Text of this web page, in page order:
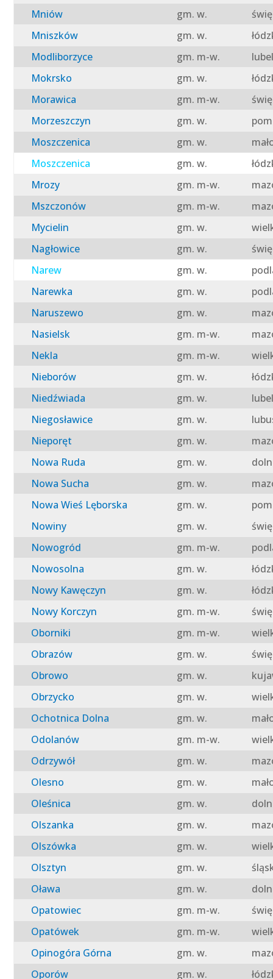
Mniów
gm. w.
Mniszków
gm. w.
Modliborzyce
gm. m-w.
Mokrsko
gm. w.
Morawica
gm. m-w.
Morzeszczyn
gm. w.
Moszczenica
gm. w.
Moszczenica
gm. w.
Mrozy
gm. m-w.
Mszczonów
gm. m-w.
Mycielin
gm. w.
Nagłowice
gm. w.
Narew
gm. w.
Narewka
gm. w.
Naruszewo
gm. w.
Nasielsk
gm. m-w.
Nekla
gm. m-w.
Nieborów
gm. w.
Niedźwiada
gm. w.
Niegosławice
gm. w.
Nieporęt
gm. w.
Nowa Ruda
gm. w.
Nowa Sucha
gm. w.
Nowa Wieś Lęborska
gm. w.
Nowiny
gm. w.
Nowogród
gm. m-w.
Nowosolna
gm. w.
Nowy Kawęczyn
gm. w.
Nowy Korczyn
gm. m-w.
Oborniki
gm. m-w.
Obrazów
gm. w.
Obrowo
gm. w.
Obrzycko
gm. w.
Ochotnica Dolna
gm. w.
Odolanów
gm. m-w.
Odrzywół
gm. w.
Olesno
gm. w.
Oleśnica
gm. w.
Olszanka
gm. w.
Olszówka
gm. w.
Olsztyn
gm. w.
Oława
gm. w.
Opatowiec
gm. m-w.
Opatówek
gm. m-w.
Opinogóra Górna
gm. w.
Oporów
gm. w.